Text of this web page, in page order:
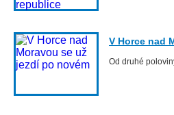
V Horce nad
Od druhé